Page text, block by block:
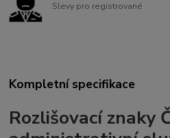
Slevy pro registrované
Kompletní specifikace
Rozlišovací znaky